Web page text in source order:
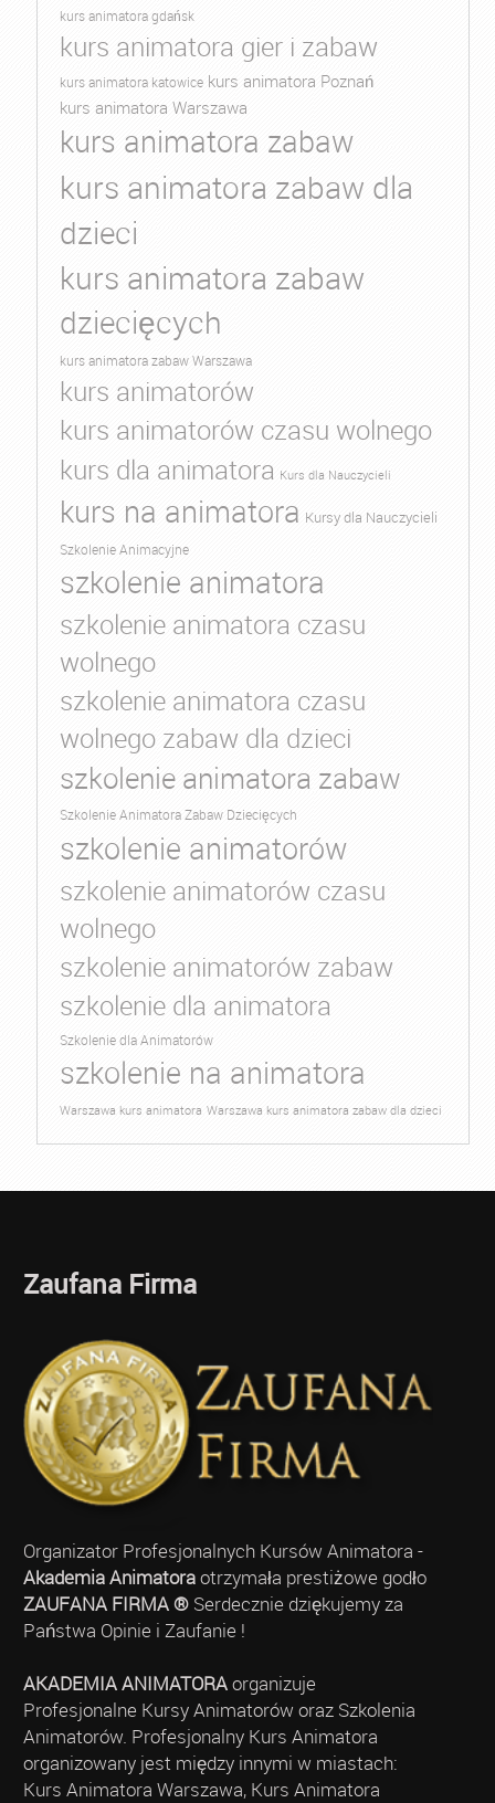
kurs animatora gdańsk
kurs animatora gier i zabaw
kurs animatora katowice kurs animatora Poznań
kurs animatora Warszawa
kurs animatora zabaw
kurs animatora zabaw dla
dzieci
kurs animatora zabaw
dziecięcych
kurs animatora zabaw Warszawa
kurs animatorów
kurs animatorów czasu wolnego
kurs dla animatora Kurs dla Nauczycieli
kurs na animatora Kursy dla Nauczycieli
Szkolenie Animacyjne
szkolenie animatora
szkolenie animatora czasu
wolnego
szkolenie animatora czasu
wolnego zabaw dla dzieci
szkolenie animatora zabaw
Szkolenie Animatora Zabaw Dziecięcych
szkolenie animatorów
szkolenie animatorów czasu
wolnego
szkolenie animatorów zabaw
szkolenie dla animatora
Szkolenie dla Animatorów
szkolenie na animatora
Warszawa kurs animatora Warszawa kurs animatora zabaw dla dzieci
Zaufana Firma
Organizator Profesjonalnych Kursów Animatora -
Akademia Animatoraotrzymała prestiżowe godło
ZAUFANA FIRMA ®Serdecznie dziękujemy za
Państwa Opinie i Zaufanie !
AKADEMIA ANIMATORAorganizuje
Profesjonalne Kursy Animatorów oraz Szkolenia
Animatorów. Profesjonalny Kurs Animatora
organizowany jest między innymi w miastach:
Kurs Animatora Warszawa, Kurs Animatora